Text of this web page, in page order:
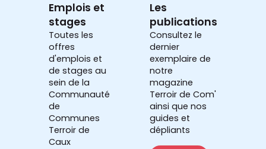
Emplois et
stages
Toutes les
offres
d'emplois et
de stages au
sein de la
Communauté
de
Communes
Terroir de
Caux
Les
publications
Consultez le
dernier
exemplaire de
notre
magazine
Terroir de Com'
ainsi que nos
guides et
dépliants